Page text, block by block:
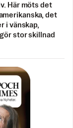
Här möts det
det
i vänskap,
stor skillnad